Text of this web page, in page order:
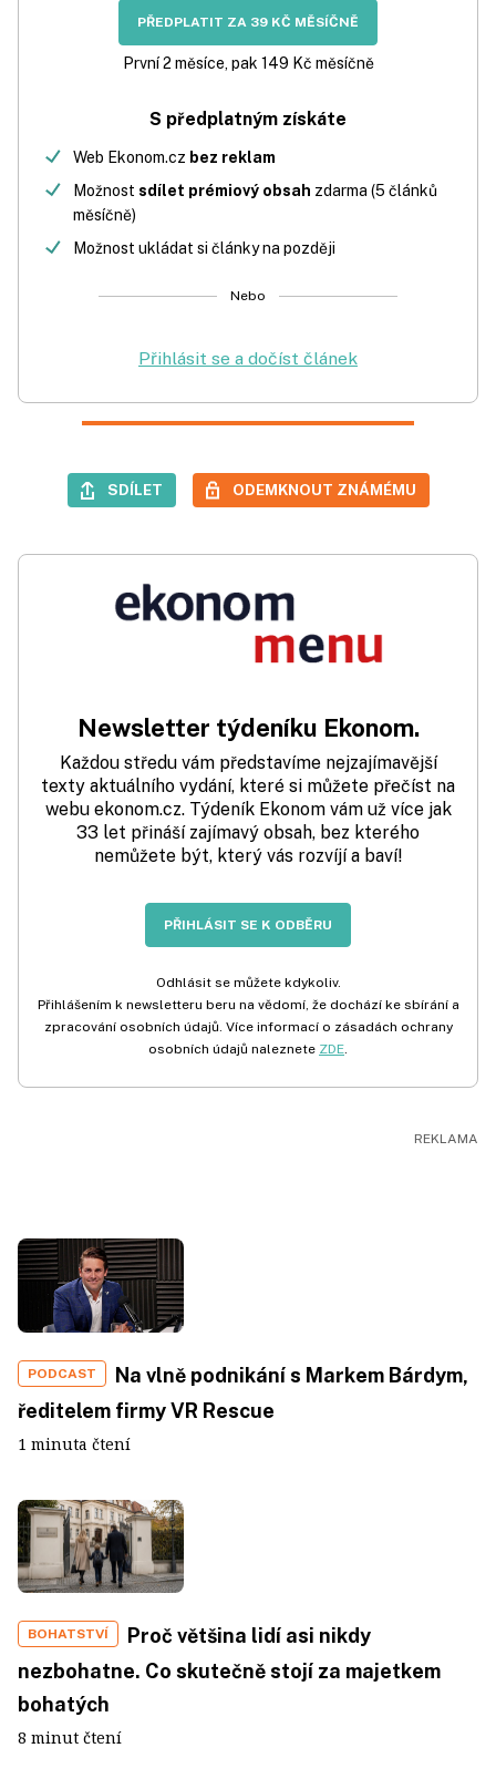
PŘEDPLATIT ZA 39 KČ MĚSÍČNĚ
První 2 měsíce, pak 149 Kč měsíčně
S předplatným získáte
Web Ekonom.cz bez reklam
Možnost sdílet prémiový obsah zdarma (5 článků
měsíčně)
Možnost ukládat si články na později
Nebo
Přihlásit se a dočíst článek
SDÍLET ODEMKNOUT ZNÁMÉMU
Newsletter týdeníku Ekonom.
Každou středu vám představíme nejzajímavější
texty aktuálního vydání, které si můžete přečíst na
webu ekonom.cz. Týdeník Ekonom vám už více jak
33 let přináší zajímavý obsah, bez kterého
nemůžete být, který vás rozvíjí a baví!
PŘIHLÁSIT SE K ODBĚRU
Odhlásit se můžete kdykoliv.
Přihlášením k newsletteru beru na vědomí, že dochází ke sbírání a
zpracování osobních údajů. Více informací o zásadách ochrany
osobních údajů naleznete ZDE.
PODCAST
Na vlně podnikání s Markem Bárdym,
ředitelem firmy VR Rescue
1 minuta čtení
BOHATSTVÍ
Proč většina lidí asi nikdy
nezbohatne. Co skutečně stojí za majetkem
bohatých
8 minut čtení